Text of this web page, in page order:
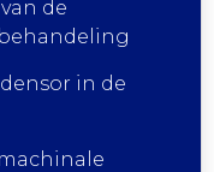
de
in de